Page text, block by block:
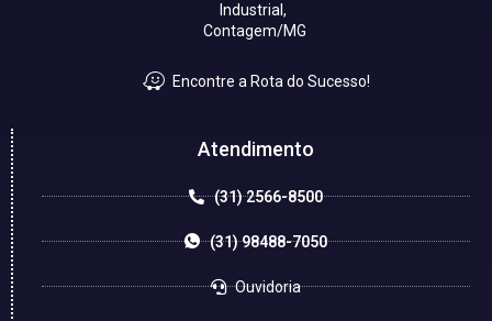
Industrial,
Contagem/MG
Encontre a Rota do Sucesso!
Atendimento
(31) 2566-8500
(31) 98488-7050
Ouvidoria